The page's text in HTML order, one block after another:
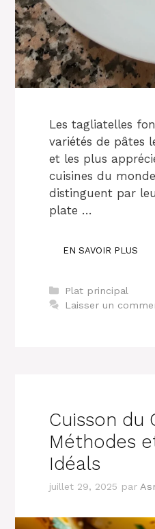
Les tagliatelles
variétés de pâtes
et les plus
cuisines du
distinguent par
plate …
EN SAVOIR PLUS
Catégories
Plat principal
Laisser un
Cuisson du
Méthodes
Idéals
juillet 29, 2025 par